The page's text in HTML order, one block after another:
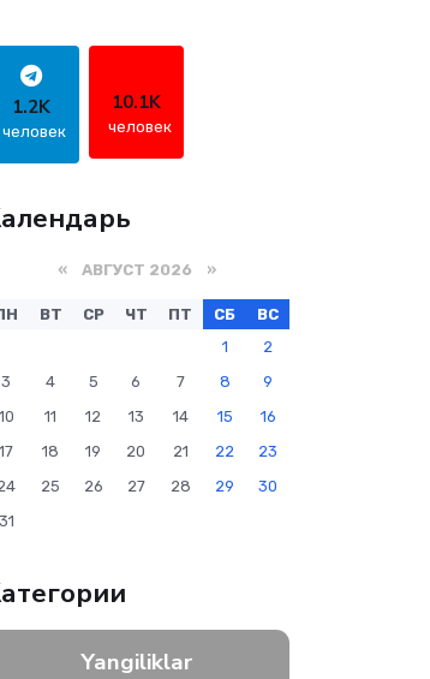
1.2K
человек
10.1K
человек
«АВГУСТ 2026 »
ВТ СР ЧТ ПТ СБ
ВС
1
2
3
4 5 6 7 8
9
10
11 12 13 14 15
16
17
18 19 20 21 22
23
25 26 27 28 29
30
31
Yangiliklar